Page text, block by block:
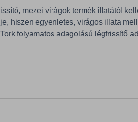
mezei virágok termék illatától
hiszen egyenletes, virágos illata
folyamatos adagolású légfrissítő